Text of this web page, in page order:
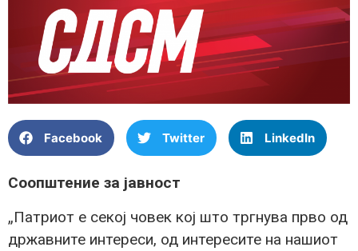
Facebook Twitter LinkedIn
Соопштение за јавност
„Патриот е секој човек кој што тргнува прво од
државните интереси, од интересите на нашиот